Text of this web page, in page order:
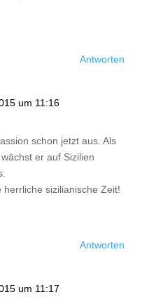
Antworten
um 11:16
schon jetzt aus. Als
er auf Sizilien
herrliche sizilianische Zeit!
Antworten
um 11:17